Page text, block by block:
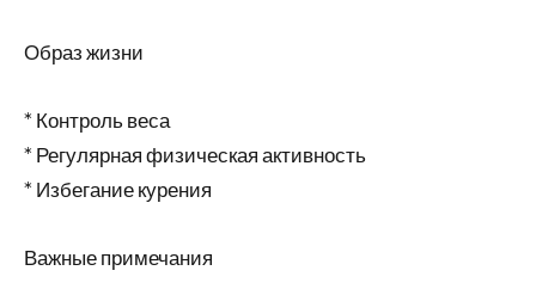
Образ жизни
* Контроль веса
* Регулярная физическая активность
* Избегание курения
Важные примечания